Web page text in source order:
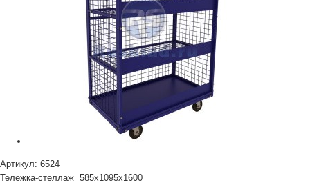
Артикул: 6524
Тележка-стеллаж 585х1095х1600